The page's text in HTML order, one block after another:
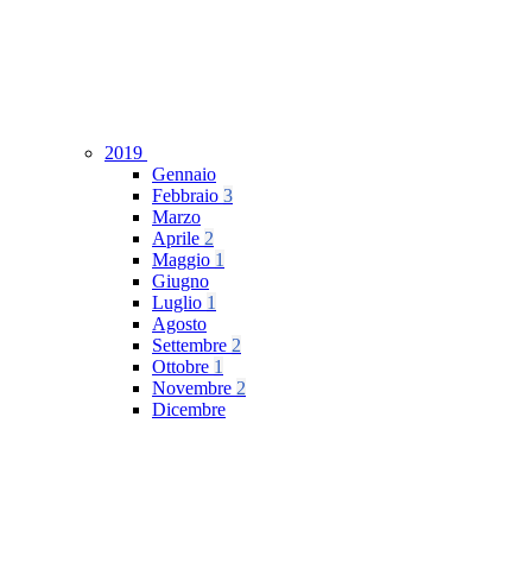
2019
Gennaio
Febbraio 3
Marzo
Aprile 2
Maggio 1
Giugno
Luglio 1
Agosto
Settembre 2
Ottobre 1
Novembre 2
Dicembre